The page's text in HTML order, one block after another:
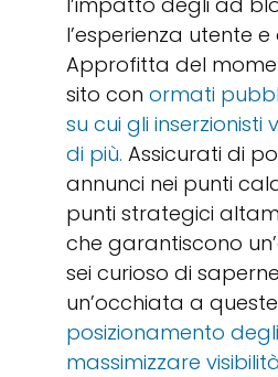
l’esperienza utente e
Approfitta del
sito con ormati
su cui gli
di più. Assicurati di
annunci nei punti
punti strategici
che garantiscono
sei curioso di
un’occhiata a queste
posizionamento
massimizzare